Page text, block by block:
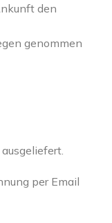
den
genommen
per Email